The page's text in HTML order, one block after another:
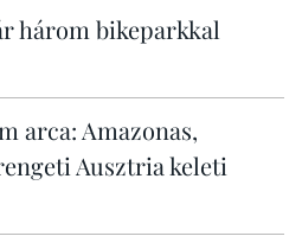
három bikeparkkal
arca: Amazonas,
Ausztria keleti